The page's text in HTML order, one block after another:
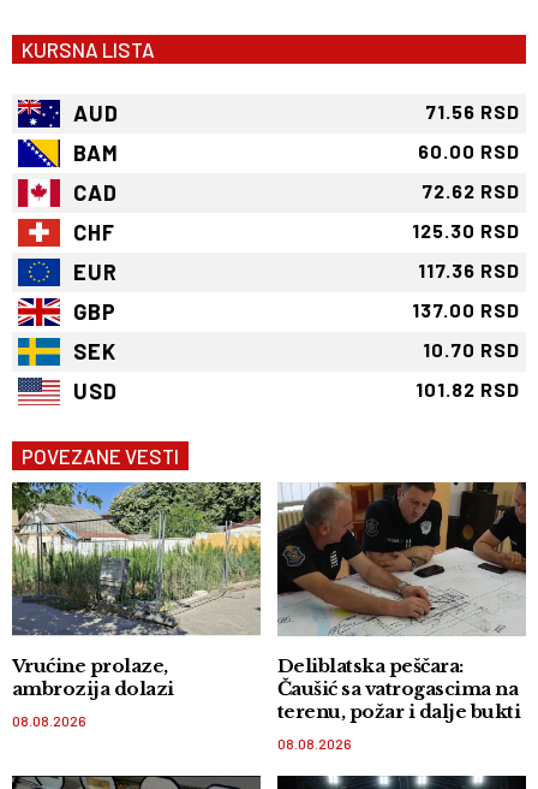
KURSNA LISTA
AUD 71.56 RSD
BAM 60.00 RSD
CAD 72.62 RSD
CHF 125.30 RSD
EUR 117.36 RSD
GBP 137.00 RSD
SEK 10.70 RSD
USD 101.82 RSD
POVEZANE VESTI
Vrućine prolaze,
ambrozija dolazi
08.08.2026
Deliblatska peščara:
Čaušić sa vatrogascima na
terenu, požar i dalje bukti
08.08.2026